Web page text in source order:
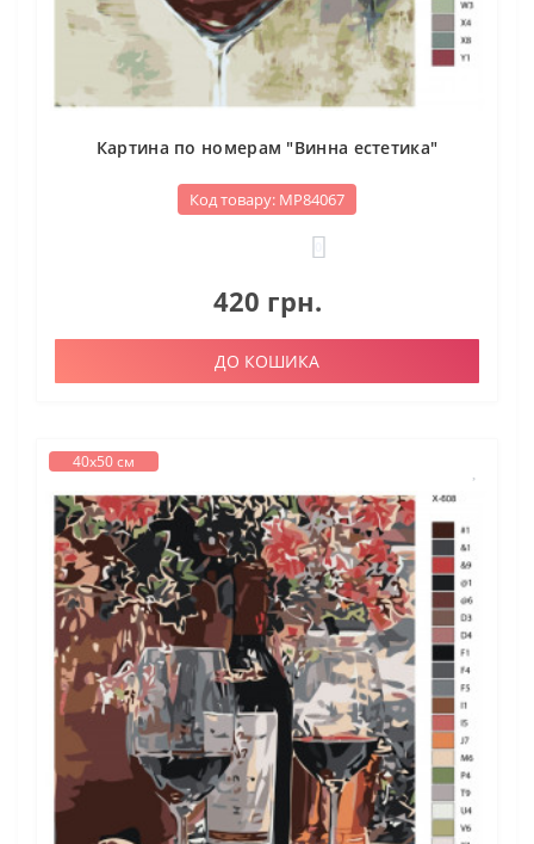
Картина по номерам "Винна естетика"
Код товару: МР84067
420 грн.
ДО КОШИКА
40х50 см